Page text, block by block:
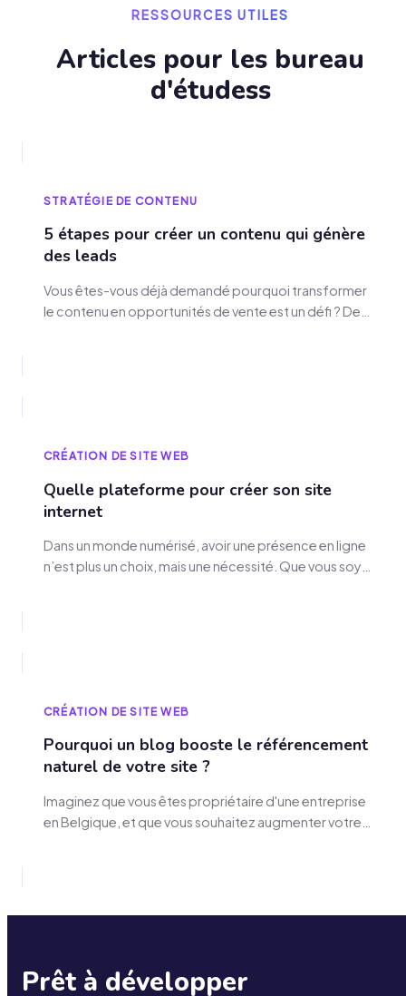
RESSOURCES UTILES
Articles pour les bureau
d'étudess
STRATÉGIE DE CONTENU
5 étapes pour créer un contenu qui génère
des leads
Vous êtes-vous déjà demandé pourquoi transformer
le contenu en opportunités de vente est un défi ? De
CRÉATION DE SITE WEB
Quelle plateforme pour créer son site
internet
Dans un monde numérisé, avoir une présence en ligne
n’est plus un choix, mais une nécessité. Que vous soyez
CRÉATION DE SITE WEB
Pourquoi un blog booste le référencement
naturel de votre site ?
Imaginez que vous êtes propriétaire d'une entreprise
en Belgique, et que vous souhaitez augmenter votre
Prêt à développer